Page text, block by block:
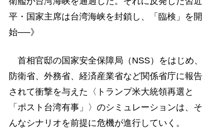
平・国家主席は台湾海峡を封鎖し、「臨検」を開
始──》
首相官邸の国家安全保障局（NSS）をはじめ、
防衛省、外務省、経済産業省など関係省庁に報告
されて衝撃を与えた〈トランプ米大統領再選と
「ポスト台湾有事」〉のシミュレーションは、そ
んなシナリオを前提に危機が進行していく。